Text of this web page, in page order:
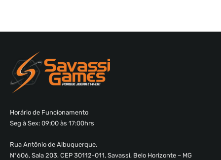
Horário de Funcionamento
Seg à Sex: 09:00 às 17:00hrs
Rua Antônio de Albuquerque,
Nº606, Sala 203, CEP 30112-011, Savassi, Belo Horizonte – MG